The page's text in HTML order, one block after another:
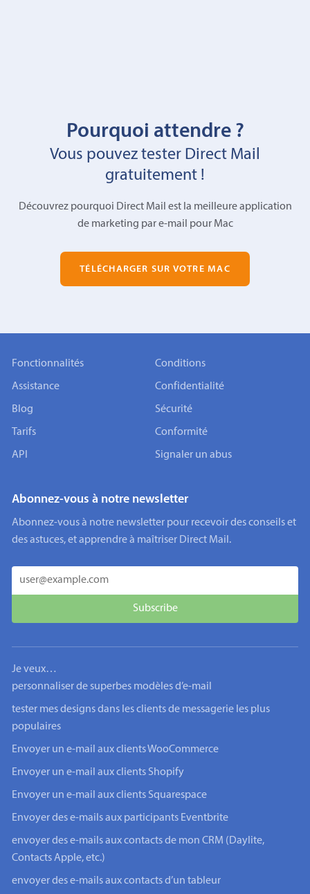
Pourquoi attendre ?
Vous pouvez tester Direct Mail
gratuitement !
Découvrez pourquoi Direct Mail est la meilleure application
de marketing par e-mail pour Mac
TÉLÉCHARGER SUR VOTRE MAC
Fonctionnalités
Assistance
Blog
Tarifs
API
Conditions
Confidentialité
Sécurité
Conformité
Signaler un abus
Abonnez-vous à notre newsletter
Abonnez-vous à notre newsletter pour recevoir des conseils et
des astuces, et apprendre à maîtriser Direct Mail.
Je veux…
personnaliser de superbes modèles d’e-mail
tester mes designs dans les clients de messagerie les plus
populaires
Envoyer un e-mail aux clients WooCommerce
Envoyer un e-mail aux clients Shopify
Envoyer un e-mail aux clients Squarespace
Envoyer des e-mails aux participants Eventbrite
envoyer des e-mails aux contacts de mon CRM (Daylite,
Contacts Apple, etc.)
envoyer des e-mails aux contacts d’un tableur